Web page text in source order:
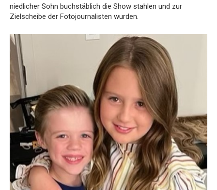
niedlicher Sohn buchstäblich die Show stahlen und zur
Zielscheibe der Fotojournalisten wurden.